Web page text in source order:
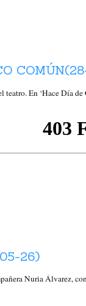
En ‘Hace Día
26)
Nuria Álvarez,